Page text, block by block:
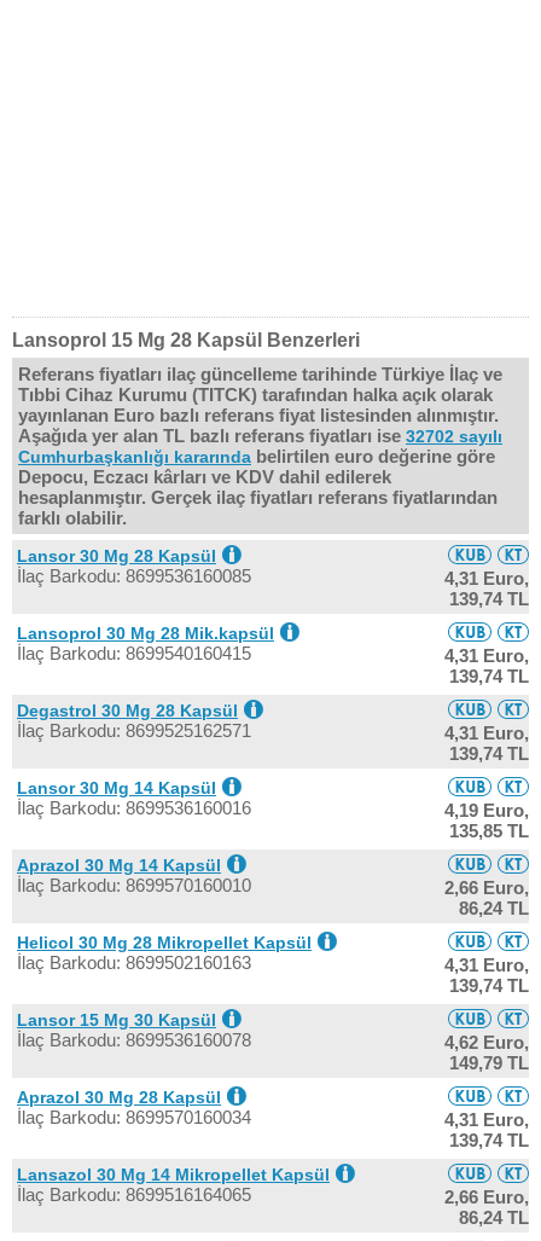
Lansoprol 15 Mg 28 Kapsül Benzerleri
Referans fiyatları ilaç güncelleme tarihinde Türkiye İlaç ve
Tıbbi Cihaz Kurumu (TITCK) tarafından halka açık olarak
yayınlanan Euro bazlı referans fiyat listesinden alınmıştır.
Aşağıda yer alan TL bazlı referans fiyatları ise 32702 sayılı
Cumhurbaşkanlığı kararında belirtilen euro değerine göre
Depocu, Eczacı kârları ve KDV dahil edilerek
hesaplanmıştır. Gerçek ilaç fiyatları referans fiyatlarından
farklı olabilir.
Lansor 30 Mg 28 Kapsül
İlaç Barkodu: 8699536160085
4,31 Euro,
139,74 TL
Lansoprol 30 Mg 28 Mik.kapsül
İlaç Barkodu: 8699540160415
4,31 Euro,
139,74 TL
Degastrol 30 Mg 28 Kapsül
İlaç Barkodu: 8699525162571
4,31 Euro,
139,74 TL
Lansor 30 Mg 14 Kapsül
İlaç Barkodu: 8699536160016
4,19 Euro,
135,85 TL
Aprazol 30 Mg 14 Kapsül
İlaç Barkodu: 8699570160010
2,66 Euro,
86,24 TL
Helicol 30 Mg 28 Mikropellet Kapsül
İlaç Barkodu: 8699502160163
4,31 Euro,
139,74 TL
Lansor 15 Mg 30 Kapsül
İlaç Barkodu: 8699536160078
4,62 Euro,
149,79 TL
Aprazol 30 Mg 28 Kapsül
İlaç Barkodu: 8699570160034
4,31 Euro,
139,74 TL
Lansazol 30 Mg 14 Mikropellet Kapsül
İlaç Barkodu: 8699516164065
2,66 Euro,
86,24 TL